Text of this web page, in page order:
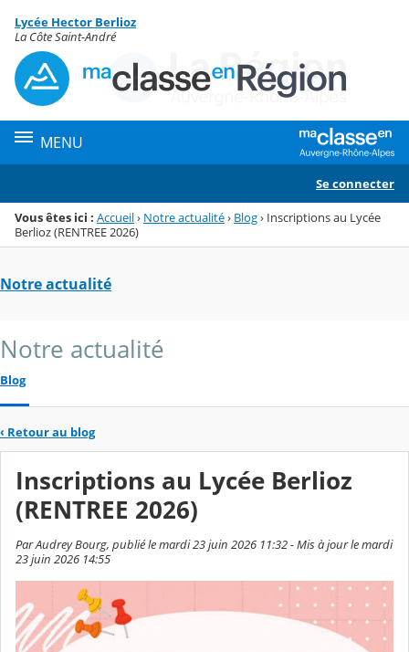
Menu de la rubrique
Contenu
Lycée Hector Berlioz
La Côte Saint-André
MENU
Se connecter
Vous êtes ici : Accueil› Notre actualité› Blog› Inscriptions au Lycée
Berlioz (RENTREE 2026)
Notre actualité
Notre actualité
Blog
‹ Retour au blog
Inscriptions au Lycée Berlioz
(RENTREE 2026)
Par Audrey Bourg, publié le mardi 23 juin 2026 11:32 - Mis à jour le mardi
23 juin 2026 14:55